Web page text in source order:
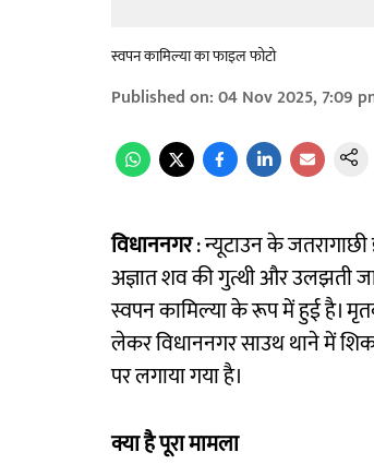
स्वपन कामिल्या का फाइल फोटो
Published on:04 Nov 2025, 7:09
विधाननगर: न्यूटाउन के
अज्ञात शव की गुत्थी और उलझती
स्वपन कामिल्या के रूप में हुई है।
लेकर विधाननगर साउथ थाने में
पर लगाया गया है।
क्या है पूरा मामला